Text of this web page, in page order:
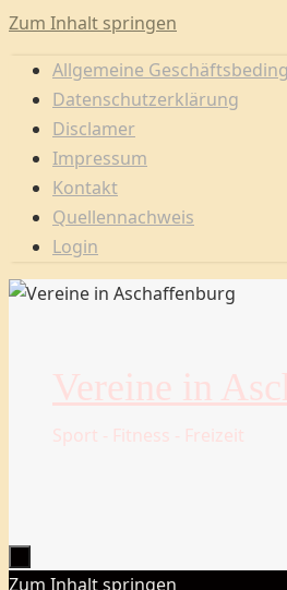
Zum Inhalt springen
Allgemeine
Datenschutzerklärung
Disclamer
Impressum
Kontakt
Quellennachweis
Login
Vereine in
Sport - Fitness - Freizeit
Zum Inhalt springen